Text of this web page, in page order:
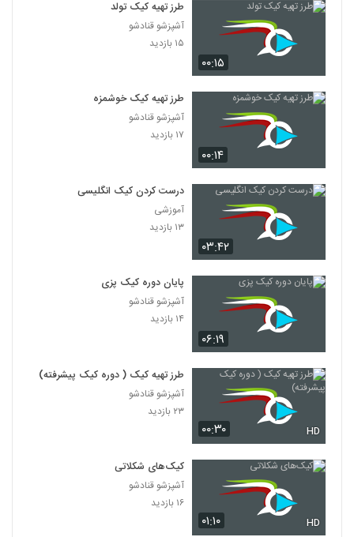
۰۰:۱۵
طرز تهیه کیک تولد
آشپزشو قنادشو
۱۵ بازدید
۰۰:۱۴
طرز تهیه کیک خوشمزه
آشپزشو قنادشو
۱۷ بازدید
۰۳:۴۲
درست کردن کیک انگلیسی
آموزشی
۱۳ بازدید
۰۶:۱۹
پایان دوره کیک پزی
آشپزشو قنادشو
۱۴ بازدید
۰۰:۳۰ HD
طرز تهیه کیک ( دوره کیک پیشرفته)
آشپزشو قنادشو
۲۳ بازدید
۰۱:۱۰ HD
کیک‌های شکلاتی
آشپزشو قنادشو
۱۶ بازدید